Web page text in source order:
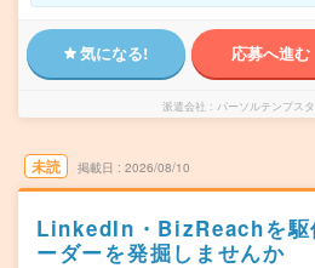
気になる! 応募へ進む
派遣会社 パーソルテンプス
未読 掲載日 2026/08/10
LinkedIn・BizReachを駆
ーダーを発掘しませんか